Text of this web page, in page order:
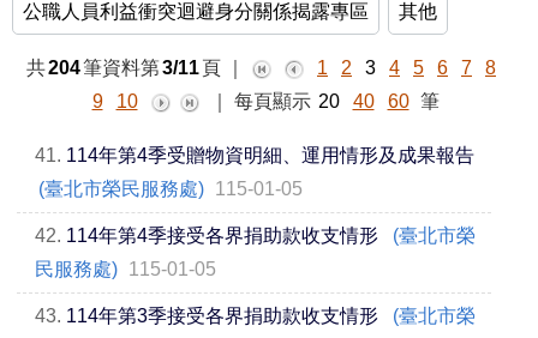
公職人員利益衝突迴避身分關係揭露專區 其他
共204筆資料第3/11頁 1 2 3 4 5 6 7
8
9
10 每頁顯示 20 40 60 筆
41. 114年第4季受贈物資明細、運用情形及成果報告
(臺北市榮民服務處) 115-01-05
42. 114年第4季接受各界捐助款收支情形
(臺北市榮
民服務處) 115-01-05
43. 114年第3季接受各界捐助款收支情形
(臺北市榮